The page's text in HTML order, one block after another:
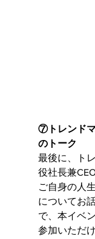
⑦トレンドマ
のトーク
最後に、ト
役社長兼
ご自身の人
についてお
で、本イベ
参加いただ